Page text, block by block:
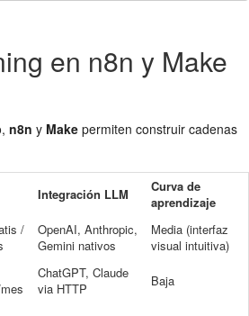
en n8n y Make
n8n y Make permiten construir cadenas
Integración LLM
Curva de
aprendizaje
/
OpenAI, Anthropic,
Gemini nativos
Media (interfaz
visual intuitiva)
ChatGPT, Claude
via HTTP
Baja